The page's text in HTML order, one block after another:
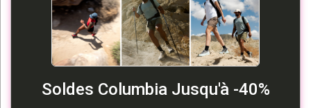
Soldes Columbia Jusqu'à -40%